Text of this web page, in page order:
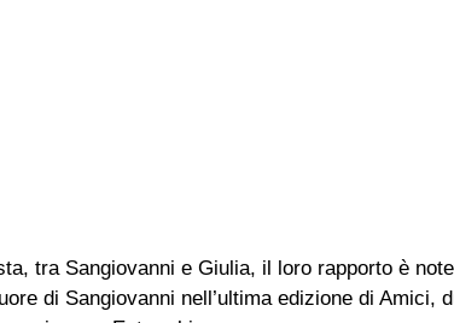
tra Sangiovanni e Giulia, il loro rapporto è
di Sangiovanni nell’ultima edizione di